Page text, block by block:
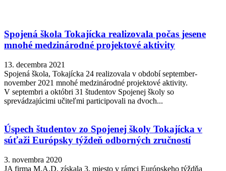
Spojená škola Tokajícka realizovala počas jesene
mnohé medzinárodné projektové aktivity
13. decembra 2021
Spojená škola, Tokajícka 24 realizovala v období september-
november 2021 mnohé medzinárodné projektové aktivity.
V septembri a októbri 31 študentov Spojenej školy so
sprevádzajúcimi učiteľmi participovali na dvoch...
Úspech študentov zo Spojenej školy Tokajícka v
súťaži Európsky týždeň odborných zručností
3. novembra 2020
JA firma M.A.D. získala 3. miesto v rámci Európskeho týždňa